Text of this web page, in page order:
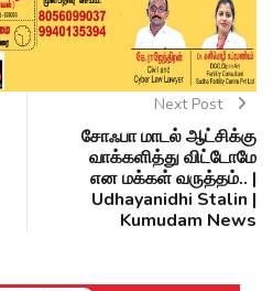
Next Post
சோஃபா மாடல் ஆட்சிக்கு
வாக்களித்து விட்டோமே
என மக்கள் வருத்தம்.. |
Udhayanidhi Stalin |
Kumudam News